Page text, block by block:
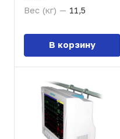
Вес (кг) — 11,5
В корзину